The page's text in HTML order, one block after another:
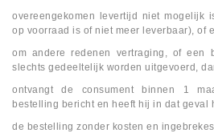
overeengekomen levertijd niet mogelijk
op voorraad is of niet meer leverbaar), of
om andere redenen vertraging, of een
slechts gedeeltelijk worden uitgevoerd,
ontvangt de consument binnen 1
bestelling bericht en heeft hij in dat geval
de bestelling zonder kosten en